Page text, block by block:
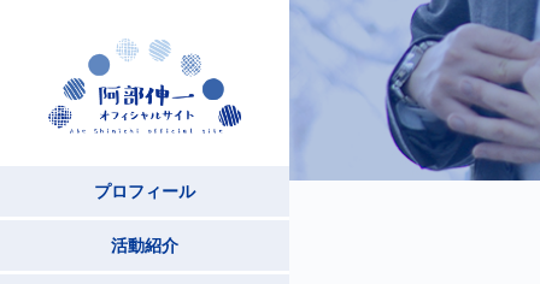
プロフィール
活動紹介